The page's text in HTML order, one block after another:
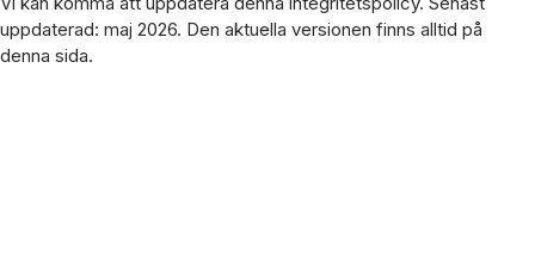
uppdaterad: maj 2026. Den aktuella versionen finns alltid på
denna sida.